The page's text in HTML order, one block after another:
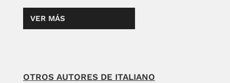
VER MÁS
OTROS AUTORES DE ITALIANO